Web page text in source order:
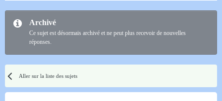
Archivé
Ce sujet est désormais archivé et ne peut plus recevoir de nouvelles
réponses.
Aller sur la liste des sujets